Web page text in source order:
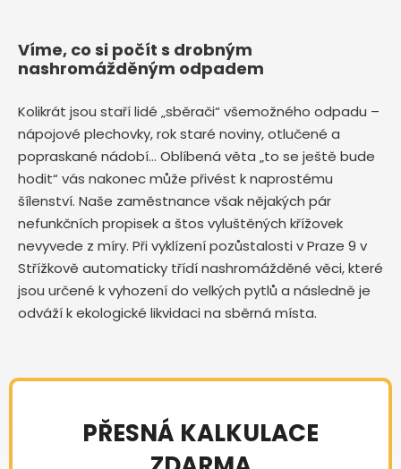
Víme, co si počít s drobným
nashromážděným odpadem
Kolikrát jsou staří lidé „sběrači“ všemožného odpadu –
nápojové plechovky, rok staré noviny, otlučené a
popraskané nádobí… Oblíbená věta „to se ještě bude
hodit“ vás nakonec může přivést k naprostému
šílenství. Naše zaměstnance však nějakých pár
nefunkčních propisek a štos vyluštěných křížovek
nevyvede z míry. Při vyklízení pozůstalosti v Praze 9 v
Střížkově automaticky třídí nashromážděné věci, které
jsou určené k vyhození do velkých pytlů a následně je
odváží k ekologické likvidaci na sběrná místa.
PŘESNÁ KALKULACE